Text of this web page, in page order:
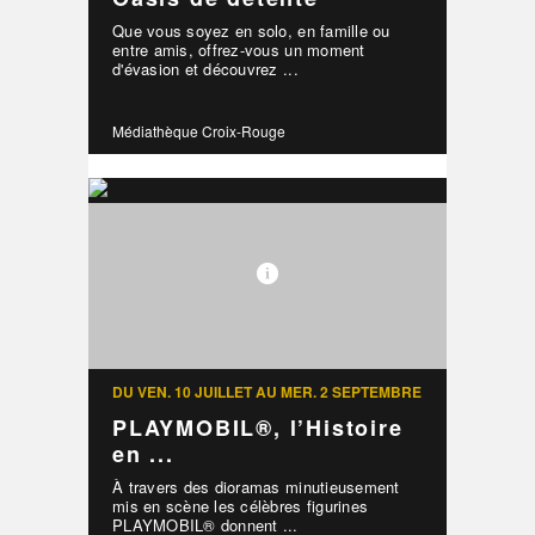
Que vous soyez en solo, en famille ou
entre amis, offrez-vous un moment
d'évasion et découvrez ...
Médiathèque Croix-Rouge
DU VEN. 10 JUILLET AU MER. 2 SEPTEMBRE
PLAYMOBIL®, l’Histoire
en ...
À travers des dioramas minutieusement
mis en scène les célèbres figurines
PLAYMOBIL® donnent ...